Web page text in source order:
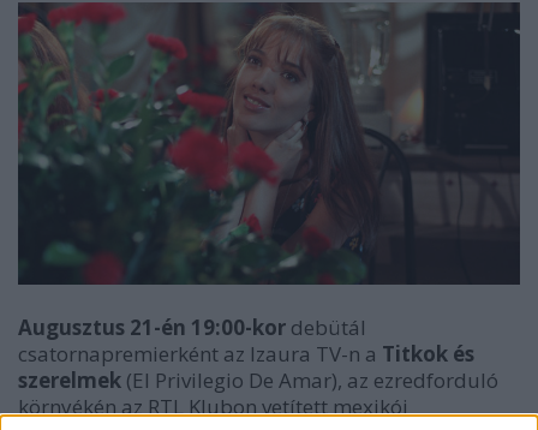
Augusztus 21-én 19:00-kor debütál
csatornapremierként az Izaura TV-n a Titkok és
szerelmek (El Privilegio De Amar), az ezredforduló
környékén az RTL Klubon vetített mexikói